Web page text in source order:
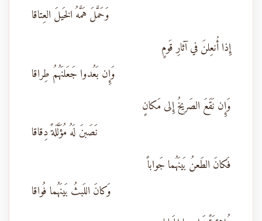
وَحَمَّلَ هَمَّهُ الخَيلَ العِتاقا
إِذا أُنعِلنَ في آثارِ قَومٍ
وَإِن بَعُدوا جَعَلنَهُمُ طِراقا
وَإِن نَقَعَ الصَريخُ إِلى مَكانٍ
نَصَبنَ لَهُ مُؤَلَّلَةً دِقاقا
فَكانَ الطَعنُ بَينَهُما جَواباً
وَكانَ اللَبثُ بَينَهُما فُواقا